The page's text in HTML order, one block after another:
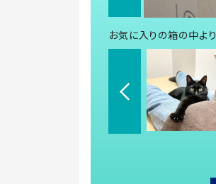
お気に入りの箱の中より